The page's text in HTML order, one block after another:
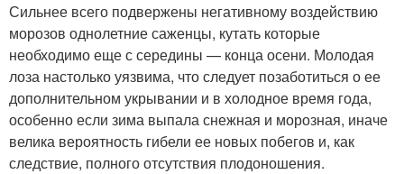
Сильнее всего подвержены негативному воздействию
морозов однолетние саженцы, кутать которые
необходимо еще с середины — конца осени. Молодая
лоза настолько уязвима, что следует позаботиться о ее
дополнительном укрывании и в холодное время года,
особенно если зима выпала снежная и морозная, иначе
велика вероятность гибели ее новых побегов и, как
следствие, полного отсутствия плодоношения.